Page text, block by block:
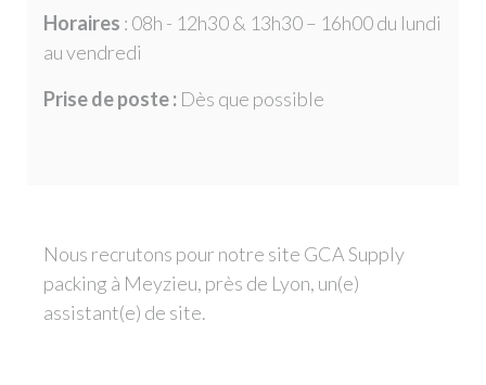
Horaires : 08h - 12h30 & 13h30 – 16h00 du lundi
au vendredi
Prise de poste : Dès que possible
Nous recrutons pour notre site GCA Supply
packing à Meyzieu, près de Lyon, un(e)
assistant(e) de site.